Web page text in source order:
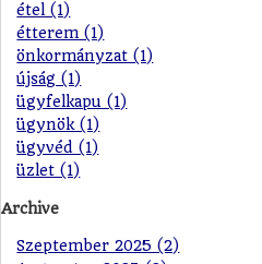
étel (1)
étterem (1)
önkormányzat (1)
újság (1)
ügyfelkapu (1)
ügynök (1)
ügyvéd (1)
üzlet (1)
Archive
Szeptember 2025 (2)